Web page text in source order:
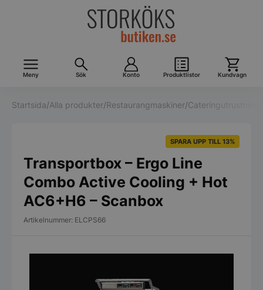
Meny Sök Konto Produktlistor Kundvagn
Startsida/Alla produkter/Restaurangmaskiner/Cateringutrustning
SPARA UPP TILL 13%
Transportbox – Ergo Line
Combo Active Cooling + Hot
AC6+H6 – Scanbox
Artikelnummer: ELCPS66